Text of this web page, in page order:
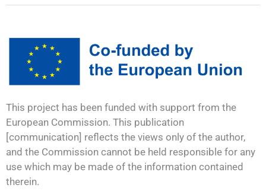
This project has been funded with support from the
European Commission. This publication
[communication] reflects the views only of the author,
and the Commission cannot be held responsible for any
use which may be made of the information contained
therein.